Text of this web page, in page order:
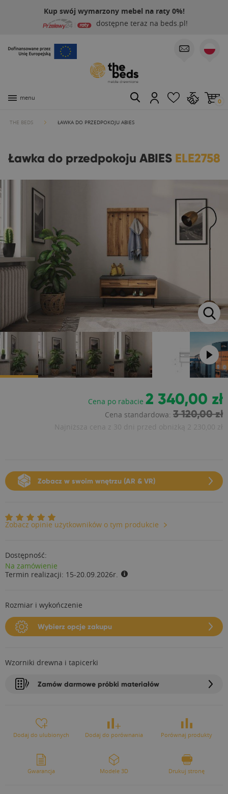
Kup swój wymarzony mebel na raty 0%!
dostępne teraz na beds.pl!
menu 0
THE BEDS ŁAWKA DO PRZEDPOKOJU ABIES
Ławka do przedpokoju ABIES ELE2758
Cena po rabacie 2 340,00 zł
Cena standardowa: 3 120,00 zł
Najniższa cena z 30 dni przed obniżką 2 230,00 zł
Zobacz w swoim wnętrzu (AR & VR)
Zobacz opinie użytkowników o tym produkcie
Dostępność:
Na zamówienie
Termin realizacji: 15-20.09.2026r.
Rozmiar i wykończenie
Wybierz opcje zakupu
Wzorniki drewna i tapicerki
Zamów darmowe próbki materiałów
Dodaj do ulubionych Dodaj do porównania Porównaj produkty
Gwarancja Modele 3D Drukuj stronę